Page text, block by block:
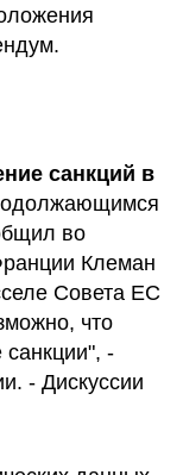
санкций в
во
Клеман
Совета ЕС
что
-
- Дискуссии